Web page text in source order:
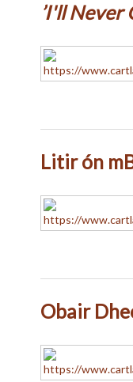
’I'll Never
Litir ón
Obair